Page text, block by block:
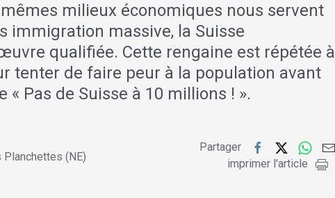
milieux économiques nous servent
immigration massive, la Suisse
qualifiée. Cette rengaine est répétée à
tenter de faire peur à la population avant
« Pas de Suisse à 10 millions ! ».
(NE)
Partager
imprimer l'article